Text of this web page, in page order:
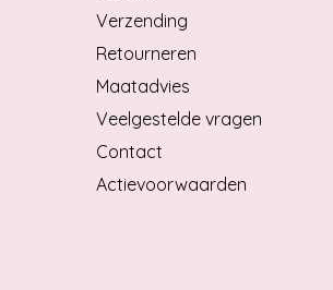
Verzending
Retourneren
Maatadvies
Veelgestelde vragen
Contact
Actievoorwaarden